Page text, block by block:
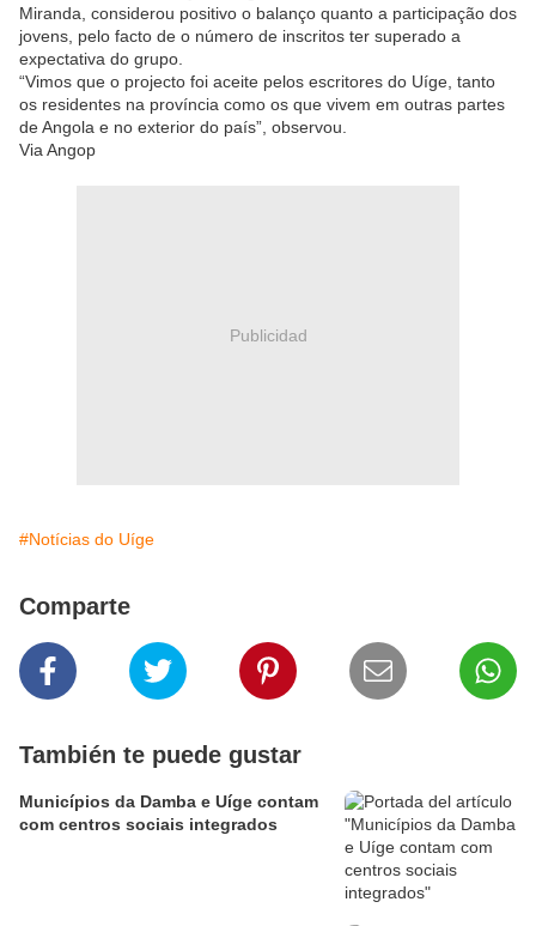
Miranda, considerou positivo o balanço quanto a participação dos
jovens, pelo facto de o número de inscritos ter superado a
expectativa do grupo.
“Vimos que o projecto foi aceite pelos escritores do Uíge, tanto
os residentes na província como os que vivem em outras partes
de Angola e no exterior do país”, observou.
Via Angop
Publicidad
#Notícias do Uíge
Comparte
También te puede gustar
Municípios da Damba e Uíge contam
com centros sociais integrados